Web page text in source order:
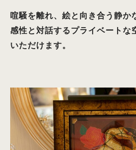
喧騒を離れ、絵と向き合う静か
感性と対話するプライベートな
いただけます。